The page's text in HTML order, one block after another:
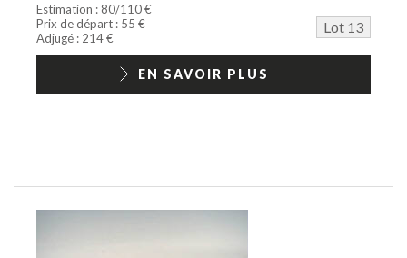
Estimation : 80/110 €
Prix de départ : 55 €
Lot 13
Adjugé : 214 €
EN SAVOIR PLUS